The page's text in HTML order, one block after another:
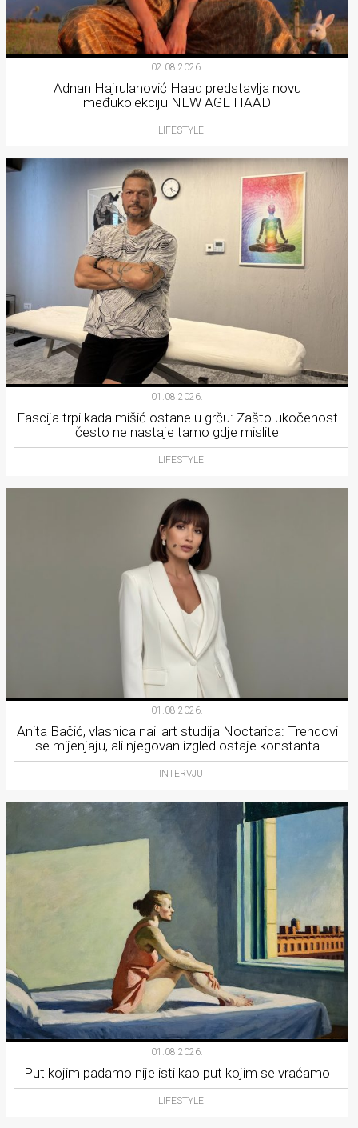
02.08.2026.
Adnan Hajrulahović Haad predstavlja novu
međukolekciju NEW AGE HAAD
LIFESTYLE
01.08.2026.
Fascija trpi kada mišić ostane u grču: Zašto ukočenost
često ne nastaje tamo gdje mislite
LIFESTYLE
01.08.2026.
Anita Bačić, vlasnica nail art studija Noctarica: Trendovi
se mijenjaju, ali njegovan izgled ostaje konstanta
INTERVJU
01.08.2026.
Put kojim padamo nije isti kao put kojim se vraćamo
LIFESTYLE